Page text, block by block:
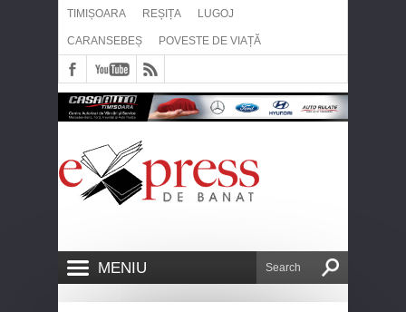
TIMIȘOARA REȘIȚA LUGOJ
CARANSEBEȘ POVESTE DE VIAȚĂ
MENIU